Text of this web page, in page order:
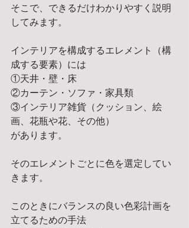
そこで、できるだけわかりやすく説明
してみます。
インテリアを構成するエレメント（構
成する要素）には
①天井・壁・床
②カーテン・ソファ・家具類
③インテリア雑貨（クッション、絵
画、花瓶や花、その他）
があります。
そのエレメントごとに色を選定してい
きます。
このときにバランスの良い色彩計画を
立てるための手法